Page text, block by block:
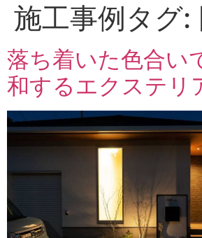
施工事例タグ:
落ち着いた色合い
和するエクステリ